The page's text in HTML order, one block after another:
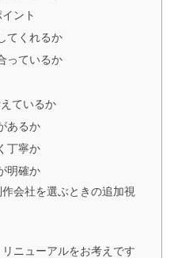
ント
てくれるか
っているか
ているか
あるか
丁寧か
明確か
会社を選ぶときの追加視
ニューアルをお考えです